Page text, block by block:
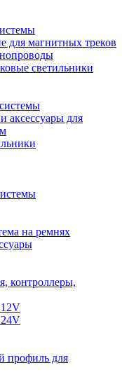
для магнитных треков
светильники
аксессуары для
на ремнях
контроллеры,
профиль для